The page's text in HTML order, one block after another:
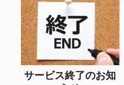
サービス終了のお知